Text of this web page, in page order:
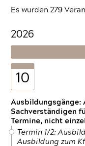
Es wurden 279
2026
10
Ausbildungsgänge:
Sachverständigen
Termine, nicht
Termin 1/2:
Ausbildung zum